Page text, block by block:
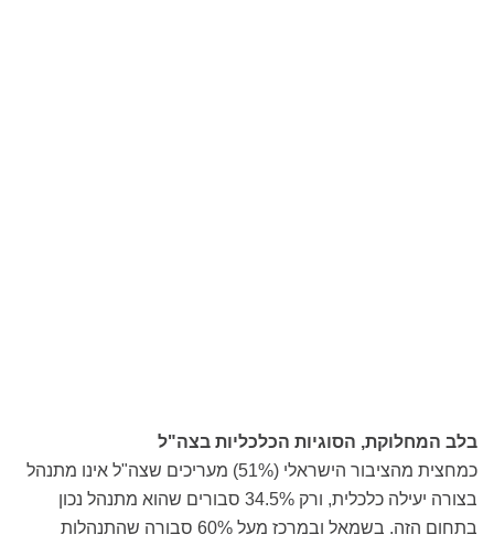
בלב המחלוקת, הסוגיות הכלכליות בצה"ל
כמחצית מהציבור הישראלי (51%) מעריכים שצה"ל אינו מתנהל
בצורה יעילה כלכלית, ורק 34.5% סבורים שהוא מתנהל נכון
בתחום הזה. בשמאל ובמרכז מעל 60% סבורה שהתנהלות